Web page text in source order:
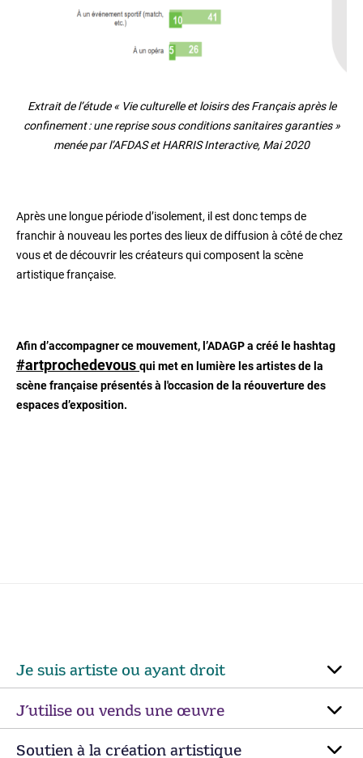
Extrait de l’étude « Vie culturelle et loisirs des Français après le
confinement : une reprise sous conditions sanitaires garanties »
menée par l’AFDAS et HARRIS Interactive, Mai 2020
Après une longue période d’isolement, il est donc temps de
franchir à nouveau les portes des lieux de diffusion à côté de chez
vous et de découvrir les créateurs qui composent la scène
artistique française.
Afin d’accompagner ce mouvement, l’ADAGP a créé le hashtag
#artprochedevous qui met en lumière les artistes de la
scène française présentés à l'occasion de la réouverture des
espaces d’exposition.
Je suis artiste ou ayant droit
J’utilise ou vends une œuvre
Soutien à la création artistique